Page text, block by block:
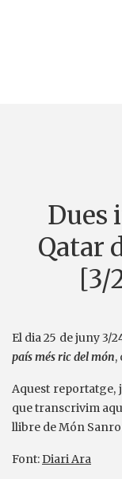
Dues
Qatar
[3/
El dia 25 de juny 3/
país més ric del món,
Aquest reportatge,
que transcrivim
llibre de Món
Font:Diari Ara